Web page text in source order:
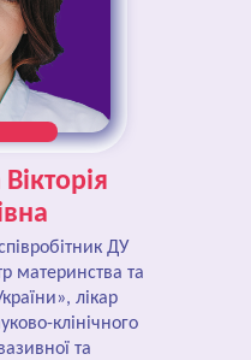
ДУ
материнства та
лікар
клінічного
та